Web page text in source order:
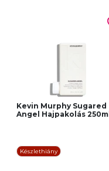
Kevin Murphy Sugared
Angel Hajpakolás 250ml
Készlethiány